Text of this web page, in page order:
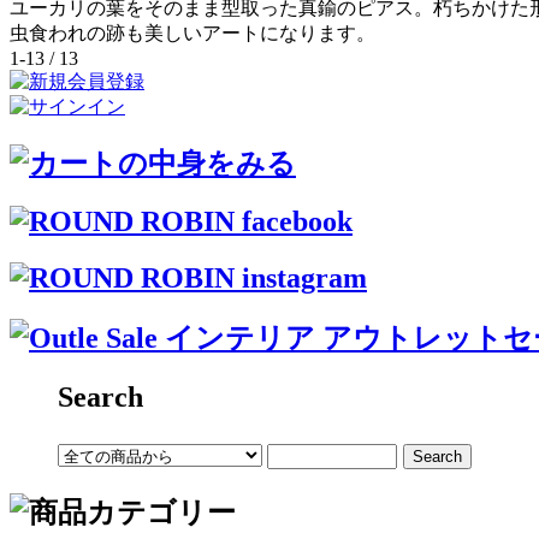
ユーカリの葉をそのまま型取った真鍮のピアス。朽ちかけた
虫食われの跡も美しいアートになります。
1-13 / 13
Search